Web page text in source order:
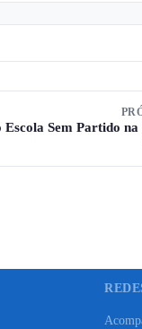
Sem Partido